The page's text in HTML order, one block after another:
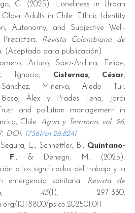
C. (2025). Loneliness in Urban
Older Adults in Chile: Ethnic Identity
Autonomy, and Subjective Well-
Revista Colombiana de
(Aceptado para publicación).
Arturo; Sáez-Ardura, Felipe;
Ignacio; Cisternas, César;
Sánchez, Minerva; Aledo Tur,
Boso, Àlex y Prades Tena, Jordi
and pollution management in
Chile. Agua y Territorio, vol. 26,
DOI: 17561/at.26.8241
L., Schnettler, B., Quintano-
F., & Denegri, M. (2025).
a los significados del trabajo y la
emergencia sanitaria.
Revista de
, 43(1), 297-330.
10.18800/psico.202501.011